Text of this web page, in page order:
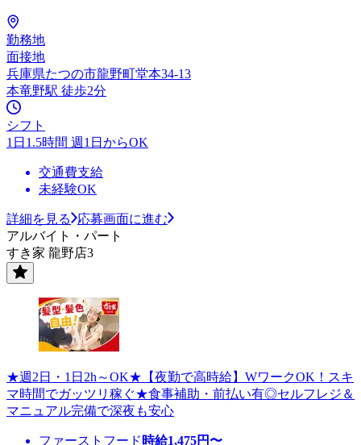
勤務地
面接地
兵庫県たつの市龍野町堂本34-13
本竜野駅 徒歩2分
シフト
1日1.5時間 週1日からOK
交通費支給
未経験OK
詳細を見る
応募画面に進む
アルバイト・パート
すき家 龍野店3
★週2日・1日2h～OK★【夜勤で高時給】WワークOK！スキ
マ時間でガッツリ稼ぐ★食事補助・前払い有◎セルフレジ＆
マニュアル完備で深夜も安心
ファーストフード 時給1,475円〜